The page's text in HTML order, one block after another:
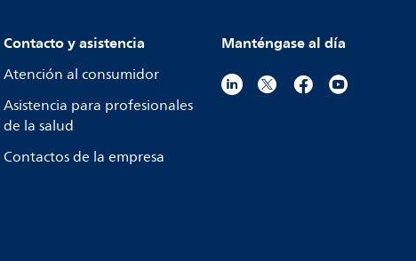
Contacto y asistencia
Atención al consumidor
Asistencia para profesionales
de la salud
Contactos de la empresa
Manténgase al día